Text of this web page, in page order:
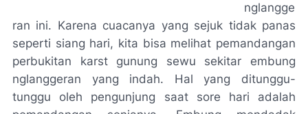
nglangge
ran ini. Karena cuacanya yang sejuk tidak panas
seperti siang hari, kita bisa melihat pemandangan
perbukitan karst gunung sewu sekitar embung
nglanggeran yang indah. Hal yang ditunggu-
tunggu oleh pengunjung saat sore hari adalah